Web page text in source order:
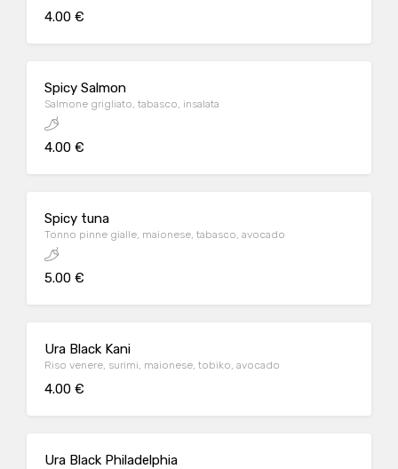
4.00 €
Spicy Salmon
Salmone grigliato, tabasco, insalata
4.00 €
Spicy tuna
Tonno pinne gialle, maionese, tabasco, avocado
5.00 €
Ura Black Kani
Riso venere, surimi, maionese, tobiko, avocado
4.00 €
Ura Black Philadelphia